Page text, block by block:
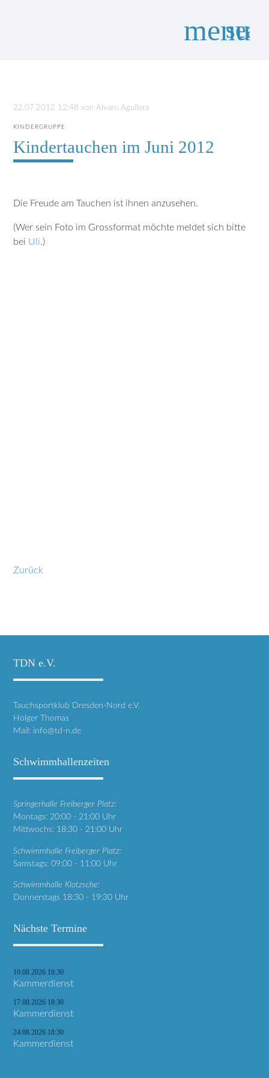
menu
22.07.2012 12:48 vonAlvaro Aguilera
KINDERGRUPPE
Kindertauchen im Juni 2012
Die Freude am Tauchen ist ihnen anzusehen.
(Wer sein Foto im Grossformat möchte meldet sich bitte
bei Uli.)
Zurück
TDN e.V.
Tauchsportklub Dresden-Nord e.V.
Holger Thomas
Mail: info@td-n.de
Schwimmhallenzeiten
Springerhalle Freiberger Platz:
Montags: 20:00 - 21:00 Uhr
Mittwochs: 18:30 - 21:00 Uhr
Schwimmhalle Freiberger Platz:
Samstags: 09:00 - 11:00 Uhr
Schwimmhalle Klotzsche:
Donnerstags 18:30 - 19:30 Uhr
Nächste Termine
10.08.2026 18:30
Kammerdienst
17.08.2026 18:30
Kammerdienst
24.08.2026 18:30
Kammerdienst